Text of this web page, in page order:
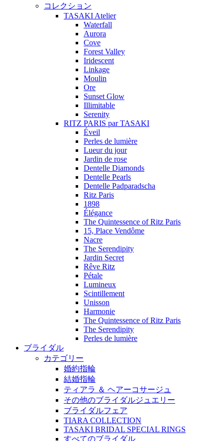
コレクション
TASAKI Atelier
Waterfall
Aurora
Cove
Forest Valley
Iridescent
Linkage
Moulin
Ore
Sunset Glow
Illimitable
Serenity
RITZ PARIS par TASAKI
Éveil
Perles de lumière
Lueur du jour
Jardin de rose
Dentelle Diamonds
Dentelle Pearls
Dentelle Padparadscha
Ritz Paris
1898
Élégance
The Quintessence of Ritz Paris
15, Place Vendôme
Nacre
The Serendipity
Jardin Secret
Rêve Ritz
Pétale
Lumineux
Scintillement
Unisson
Harmonie
The Quintessence of Ritz Paris
The Serendipity
Perles de lumière
ブライダル
カテゴリー
婚約指輪
結婚指輪
ティアラ ＆ ヘアーコサージュ
その他のブライダルジュエリー
ブライダルフェア
TIARA COLLECTION
TASAKI BRIDAL SPECIAL RINGS
すべてのブライダル